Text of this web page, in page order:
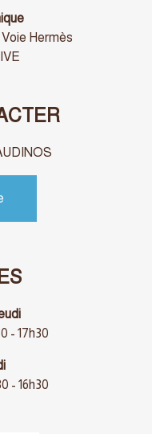
Hermès
- 17h30
- 16h30